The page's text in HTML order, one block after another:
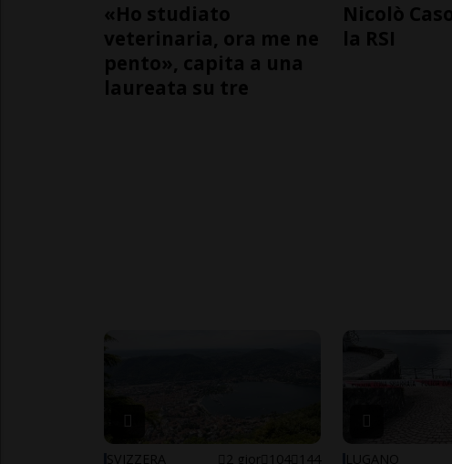
«Ho studiato
veterinaria, ora me ne
pento», capita a una
laureata su tre
Nicolò
la RSI
SVIZZERA 2 gior 104 144 LUGANO